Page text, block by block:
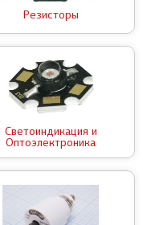
Резисторы
Светоиндикация и
Оптоэлектроника